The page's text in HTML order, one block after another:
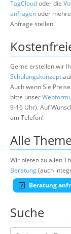
TagCloudoder die
anfragenoder
Anfrage stellen.
Gerne erstellen wir
Schulungskonzept
Auch wenn Sie
bitte unser
9-16 Uhr). Auf
am Telefon!
Alle
Wir bieten zu allen
Beratung(auch
Beratung
Suche